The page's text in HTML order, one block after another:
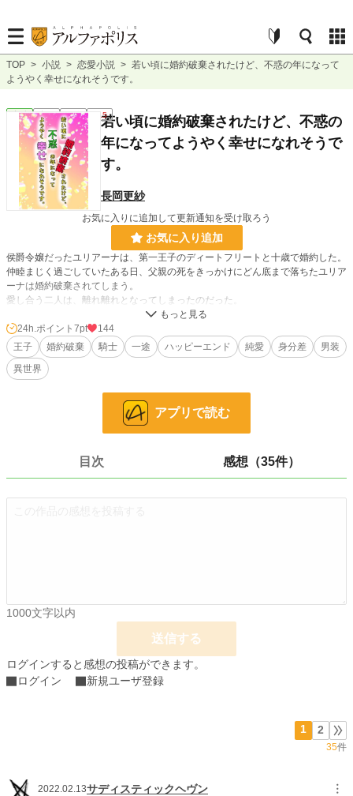
TOP > 小説 > 恋愛小説 > 若い頃に婚約破棄されたけど、不惑の年になって
ようやく幸せになれそうです。
恋愛 完結 長編 R15若い頃に婚約破棄されたけど、不惑の
年になってようやく幸せになれそうで
す。
長岡更紗
お気に入りに追加して更新通知を受け取ろう
お気に入り追加
侯爵令嬢だったユリアーナは、第一王子のディートフリートと十歳で婚約した。
仲睦まじく過ごしていたある日、父親の死をきっかけにどん底まで落ちたユリア
ーナは婚約破棄されてしまう。
愛し合う二人は、離れ離れとなってしまったのだった。
ディートフリートを待ち続けるユリアーナ。
ユリアーナを迎えに行こうと奮闘するディートフリート。
二人に巻き込まれてしまった、男装の王弟。
全ては、愛する人と幸せになるために。
他サイトと重複投稿しています。
全面改稿して投稿中です。
文字数 314,099
初回公開日時 2022.01.21 19:10
年間ポイント
24h.ポイント 7pt
144
王子
婚約破棄 騎士 一途 ハッピーエンド 純愛 身分差
男装
異世界
アプリで読む
目次 感想（35件）
1000文字以内
送信する
ログインすると感想の投稿ができます。
ログイン
新規ユーザ登録
1 2
35件
2022.02.13サディスティックヘヴン ︙